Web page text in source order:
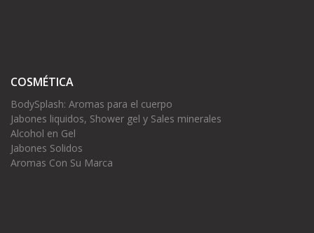
COSMÉTICA
BodySplash: Aromas para el cuerpo
Jabones liquidos, Shower gel y Sales minerales
Alcohol en Gel
Jabones Solidos
Aromas Con Su Marca